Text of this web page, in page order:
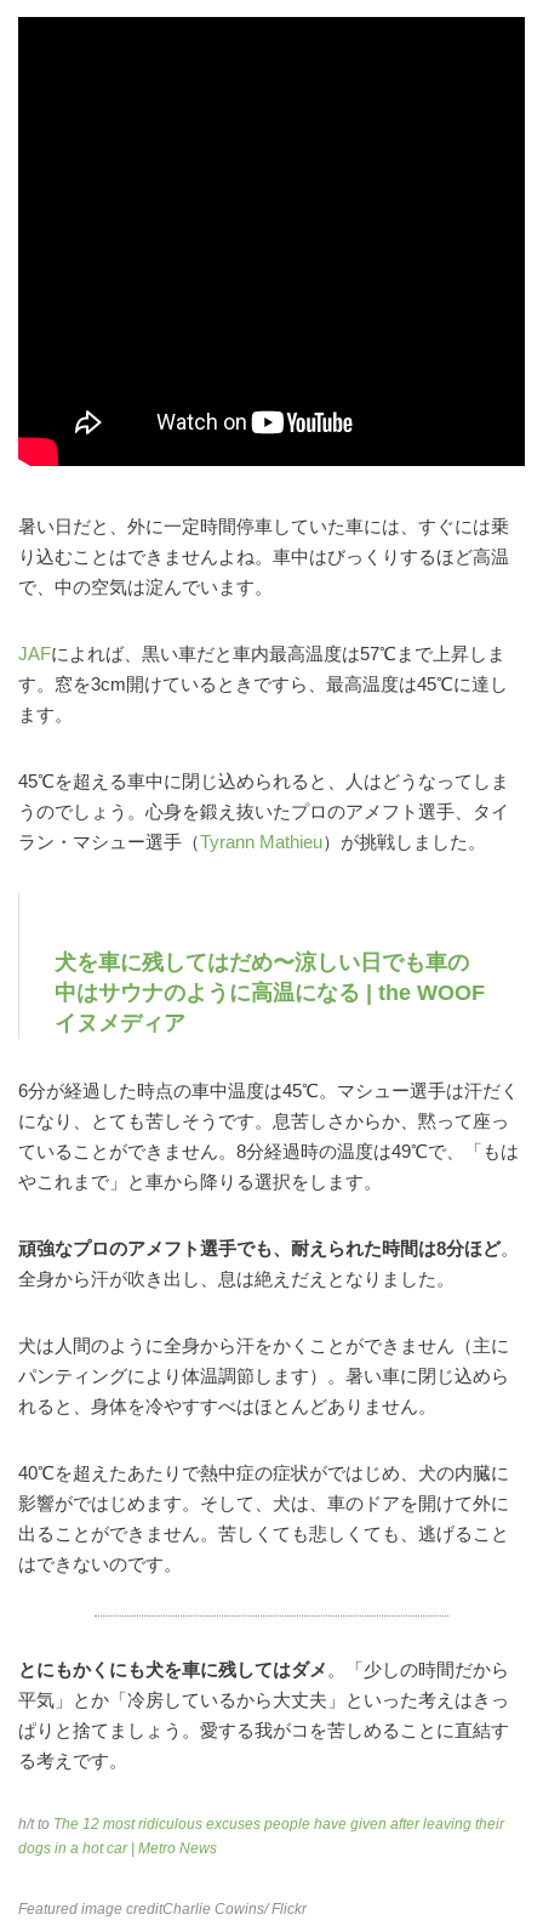
暑い日だと、外に一定時間停車していた車には、すぐには乗
り込むことはできませんよね。車中はびっくりするほど高温
で、中の空気は淀んでいます。
JAFによれば、黒い車だと車内最高温度は57℃まで上昇しま
す。窓を3cm開けているときですら、最高温度は45℃に達し
ます。
45℃を超える車中に閉じ込められると、人はどうなってしま
うのでしょう。心身を鍛え抜いたプロのアメフト選手、タイ
ラン・マシュー選手（Tyrann Mathieu）が挑戦しました。
犬を車に残してはだめ〜涼しい日でも車の
中はサウナのように高温になる | the WOOF
イヌメディア
6分が経過した時点の車中温度は45℃。マシュー選手は汗だく
になり、とても苦しそうです。息苦しさからか、黙って座っ
ていることができません。8分経過時の温度は49℃で、「もは
やこれまで」と車から降りる選択をします。
頑強なプロのアメフト選手でも、耐えられた時間は8分ほど。
全身から汗が吹き出し、息は絶えだえとなりました。
犬は人間のように全身から汗をかくことができません（主に
パンティングにより体温調節します）。暑い車に閉じ込めら
れると、身体を冷やすすべはほとんどありません。
40℃を超えたあたりで熱中症の症状がではじめ、犬の内臓に
影響がではじめます。そして、犬は、車のドアを開けて外に
出ることができません。苦しくても悲しくても、逃げること
はできないのです。
とにもかくにも犬を車に残してはダメ 。「少しの時間だから
平気」とか「冷房しているから大丈夫」といった考えはきっ
ぱりと捨てましょう。愛する我がコを苦しめることに直結す
る考えです。
h/t to The 12 most ridiculous excuses people have given after leaving their
dogs in a hot car | Metro News
Featured image creditCharlie Cowins/ Flickr